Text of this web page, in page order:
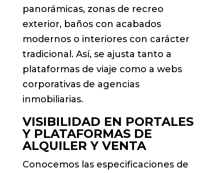
panorámicas, zonas de recreo
exterior, baños con acabados
modernos o interiores con carácter
tradicional. Así, se ajusta tanto a
plataformas de viaje como a webs
corporativas de agencias
inmobiliarias.
VISIBILIDAD EN PORTALES
Y PLATAFORMAS DE
ALQUILER Y VENTA
Conocemos las especificaciones de